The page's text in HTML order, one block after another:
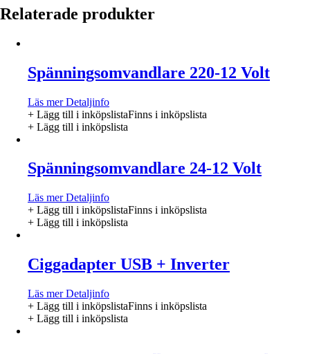
Relaterade produkter
Spänningsomvandlare 220-12 Volt
Läs merDetaljinfo
+ Lägg till i inköpslistaFinns i inköpslista
+ Lägg till i inköpslista
Spänningsomvandlare 24-12 Volt
Läs merDetaljinfo
+ Lägg till i inköpslistaFinns i inköpslista
+ Lägg till i inköpslista
Ciggadapter USB + Inverter
Läs merDetaljinfo
+ Lägg till i inköpslistaFinns i inköpslista
+ Lägg till i inköpslista